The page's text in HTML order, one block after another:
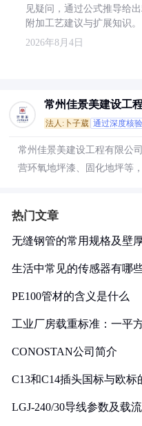
见疑问，通过公式推导给
附加工艺建议与扩展知识。
2026年8月4日
常州佳景美建设工
法人:卜子葳 通过深度核验
常州佳景美建设工程有限公
营环氧地坪漆、固化地坪等
热门文章
无缝钢管的常用规格及壁
生活中常见的传感器有哪
PE100管材的含义是什么
工业厂房载重标准：一平
CONOSTAN公司简介
C13和C14插头国标与欧
LGJ-240/30导线参数及载